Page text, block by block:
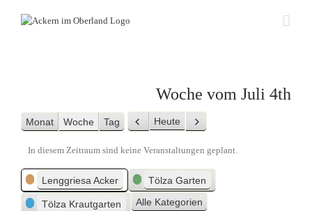
Woche vom Juli 4th
Monat Woche Tag Zurück
Heute Weiter
In diesem Zeitraum sind keine Veranstaltungen geplant.
Kategorien
Lenggriesa Acker Tölza Garten
Tölza Krautgarten Alle Kategorien